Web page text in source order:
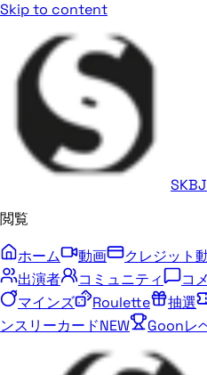
Skip to content
SKBJ
閲覧
ホーム
動画 クレジット
出演者
コミュニティ コ
マインズ
Roulette 抽選
ンスリーカードNEW Goonレ